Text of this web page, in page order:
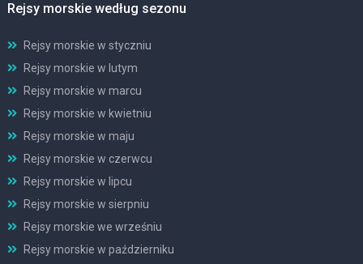
Rejsy morskie według sezonu
Rejsy morskie w styczniu
Rejsy morskie w lutym
Rejsy morskie w marcu
Rejsy morskie w kwietniu
Rejsy morskie w maju
Rejsy morskie w czerwcu
Rejsy morskie w lipcu
Rejsy morskie w sierpniu
Rejsy morskie we wrześniu
Rejsy morskie w październiku